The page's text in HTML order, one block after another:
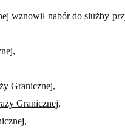
wznowił nabór do służby
,
Granicznej,
Granicznej,
,